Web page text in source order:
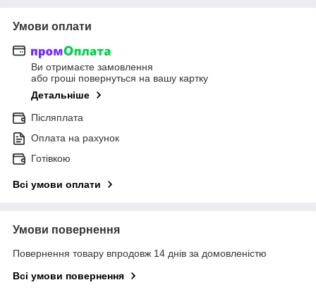
Умови оплати
Ви отримаєте замовлення
або гроші повернуться на вашу картку
Детальніше
Післяплата
Оплата на рахунок
Готівкою
Всі умови оплати
Умови повернення
Повернення товару впродовж 14 днів за домовленістю
Всі умови повернення